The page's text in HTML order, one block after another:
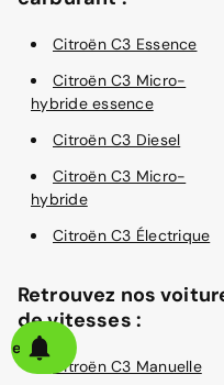
Citroën C3 Essence
Citroën C3 Micro-
hybride essence
Citroën C3 Diesel
Citroën C3 Micro-
hybride
Citroën C3 Électrique
Retrouvez nos
de vitesses :
Citroën C3 Manuelle